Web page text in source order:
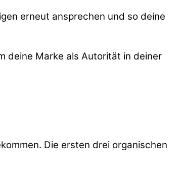
erneut ansprechen und so deine
deine Marke als Autorität in deiner
Die ersten drei organischen